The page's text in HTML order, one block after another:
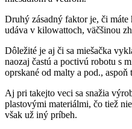
Druhý zásadný faktor je, či
udáva v kilowattoch, väčšinou
Dôležité je aj či sa miešačka
naozaj častú a poctivú robotu s
oprskané od malty a pod.,
Aj pri takejto veci sa snažia
plastovými materiálmi, čo tiež
však už iný príbeh.